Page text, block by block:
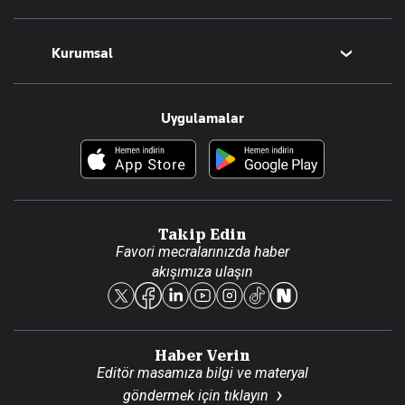
Magazin
Teknoloji
Resmî Ilanlar
Foto Haber
Kurumsal
Hakkımızda
Künye
Reklam Ver
Uygulamalar
Takip Edin
Favori mecralarınızda haber
akışımıza ulaşın
Haber Verin
Editör masamıza bilgi ve materyal
göndermek için tıklayın